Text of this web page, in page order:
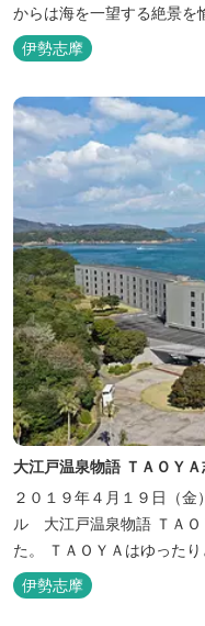
からは海を一望する絶景を
とした和会席でおもてなし
伊勢志摩
大江戸温泉物語 ＴＡＯＹ
２０１９年４月１９日（
ル 大江戸温泉物語 ＴＡ
た。 ＴＡＯＹＡはゆった
を目指し、カキの産地の鳥
は太平洋に注ぐ伊勢湾の海
伊勢志摩